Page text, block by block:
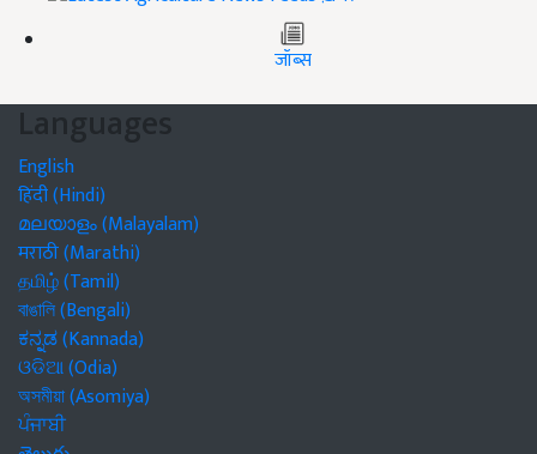
जॉब्स
Languages
English
हिंदी (Hindi)
മലയാളം (Malayalam)
मराठी (Marathi)
தமிழ் (Tamil)
বাঙালি (Bengali)
ಕನ್ನಡ (Kannada)
ଓଡିଆ (Odia)
অসমীয়া (Asomiya)
ਪੰਜਾਬੀ